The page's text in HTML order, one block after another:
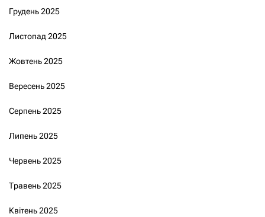
Грудень 2025
Листопад 2025
Жовтень 2025
Вересень 2025
Серпень 2025
Липень 2025
Червень 2025
Травень 2025
Квітень 2025